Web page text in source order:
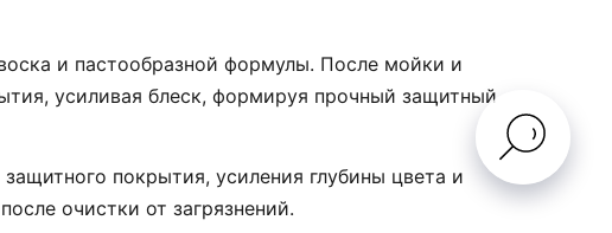
и пастообразной формулы. После мойки и
усиливая блеск, формируя прочный защитный
покрытия, усиления глубины цвета и
очистки от загрязнений.